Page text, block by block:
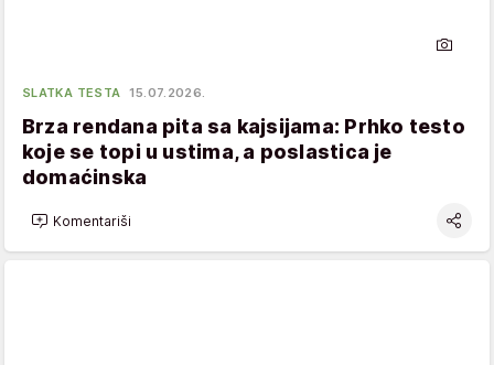
SLATKA TESTA 15.07.2026.
Brza rendana pita sa kajsijama: Prhko testo
koje se topi u ustima, a poslastica je
domaćinska
Komentariši